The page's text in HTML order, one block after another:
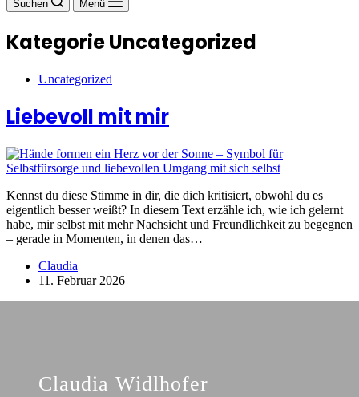
Suchen Menü
KategorieUncategorized
Uncategorized
Liebevoll mit mir
Kennst du diese Stimme in dir, die dich kritisiert, obwohl du es
eigentlich besser weißt? In diesem Text erzähle ich, wie ich gelernt
habe, mir selbst mit mehr Nachsicht und Freundlichkeit zu begegnen
– gerade in Momenten, in denen das…
Claudia
11. Februar 2026
Claudia Widlhofer